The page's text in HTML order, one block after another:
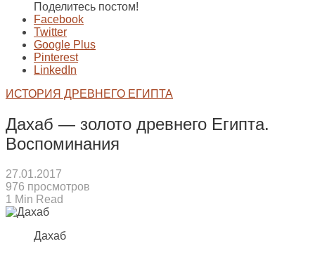
Поделитесь постом!
Facebook
Twitter
Google Plus
Pinterest
LinkedIn
ИСТОРИЯ ДРЕВНЕГО ЕГИПТА
Дахаб — золото древнего Египта.
Воспоминания
27.01.2017
976 просмотров
1 Min Read
Дахаб